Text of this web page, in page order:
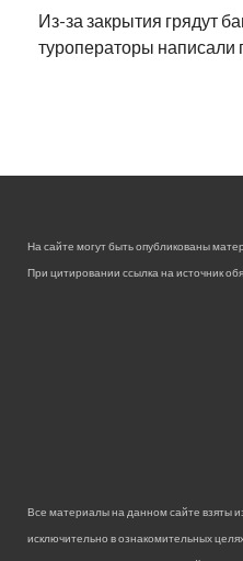
Из-за закрытия грядут
туроператоры написали
На сайте могут быть опубликованы
При цитировании ссылка на источник
Все материалы на данном сайте взяты
исключительно в ознакомительных